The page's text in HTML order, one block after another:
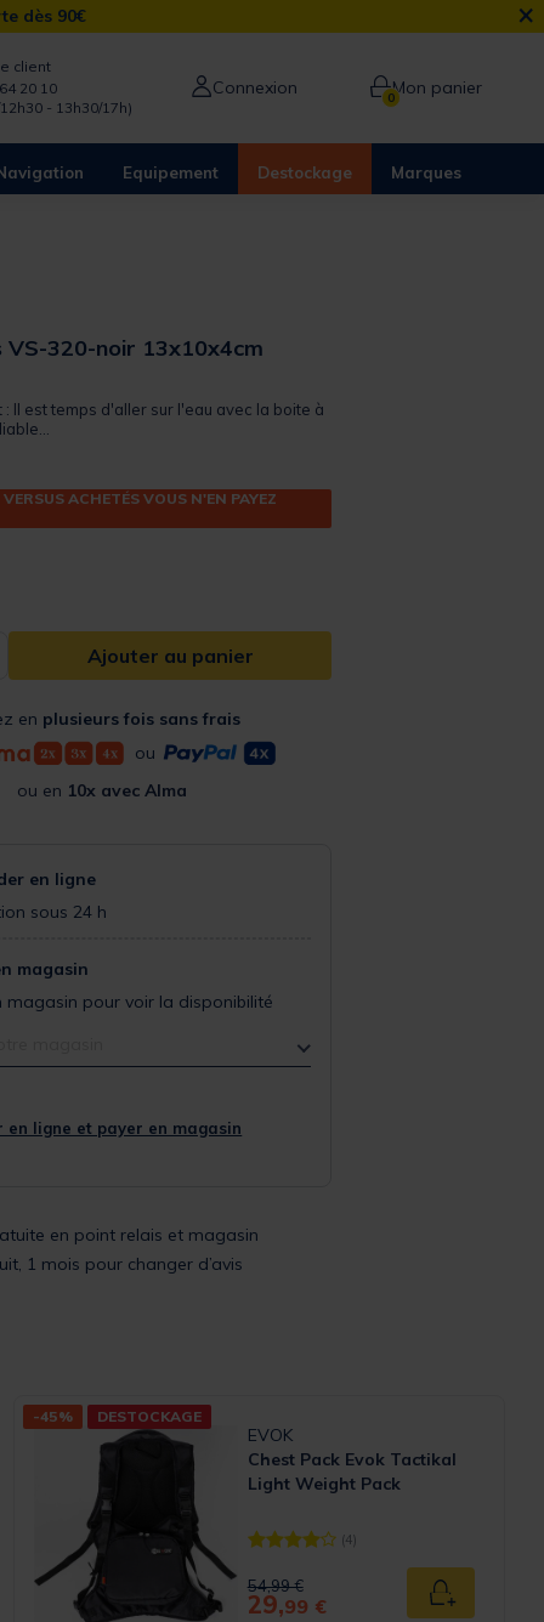
dès 90€ ×
client
20 10
- 13h30/17h)
Connexion 0Mon panier
Equipement Destockage Marques
VS-320-noir 13x10x4cm
Il est temps d'aller sur l'eau avec la boite à
ACHETÉS VOUS N'EN PAYEZ
Ajouter au panier
en plusieurs fois sans frais
ou
ou en 10x avec Alma
en ligne
sous 24 h
magasin
magasin pour voir la disponibilité
en ligne et payer en magasin
en point relais et magasin
1 mois pour changer d’avis
-45% DESTOCKAGE
EVOK
Chest Pack Evok Tactikal
Light Weight Pack
[object Object] out of 5 Customer
(4)
Price reduced from
54,99 €to
29,99 € Ajouter au